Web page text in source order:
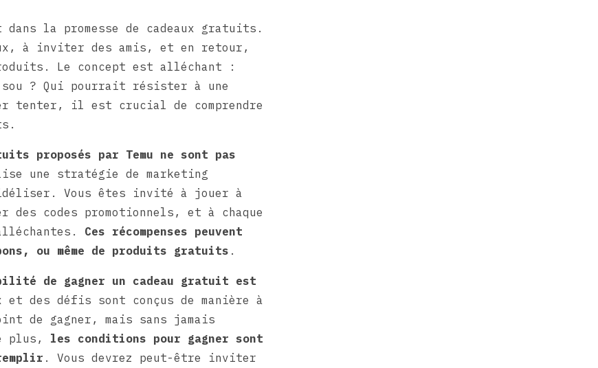
la promesse de cadeaux gratuits.
à inviter des amis, et en retour,
Le concept est alléchant :
? Qui pourrait résister à une
tenter, il est crucial de comprendre
proposés par Temu ne sont pas
une stratégie de marketing
Vous êtes invité à jouer à
codes promotionnels, et à chaque
Ces récompenses peuvent
ou même de produits gratuits .
de gagner un cadeau gratuit est
des défis sont conçus de manière à
de gagner, mais sans jamais
plus, les conditions pour gagner sont
. Vous devrez peut-être inviter